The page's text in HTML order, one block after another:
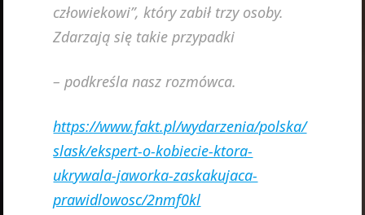
człowiekowi”, który zabił trzy osoby.
Zdarzają się takie przypadki
– podkreśla nasz rozmówca.
https://www.fakt.pl/wydarzenia/polska/
slask/ekspert-o-kobiecie-ktora-
ukrywala-jaworka-zaskakujaca-
prawidlowosc/2nmf0kl